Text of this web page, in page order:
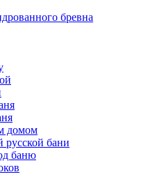
бревна
домом
русской бани
баню